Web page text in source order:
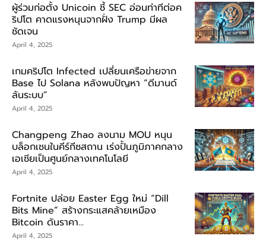
ผู้ร่วมก่อตั้ง Unicoin ชี้ SEC อ่อนท่าทีต่อค
ริปโต คาดแรงหนุนจากฝั่ง Trump มีผล
ชัดเจน
April 4, 2025
เกมคริปโต Infected เปลี่ยนเครือข่ายจาก
Base ไป Solana หลังพบปัญหา “ดีมานด์
ล้นระบบ”
April 4, 2025
Changpeng Zhao ลงนาม MOU หนุน
บล็อกเชนในคีร์กีซสถาน เร่งปั้นภูมิภาคกลาง
เอเชียเป็นศูนย์กลางเทคโนโลยี
April 4, 2025
Fortnite ปล่อย Easter Egg ใหม่ “Dill
Bits Mine” สร้างกระแสคล้ายเหมือง
Bitcoin ดันราคา...
April 4, 2025